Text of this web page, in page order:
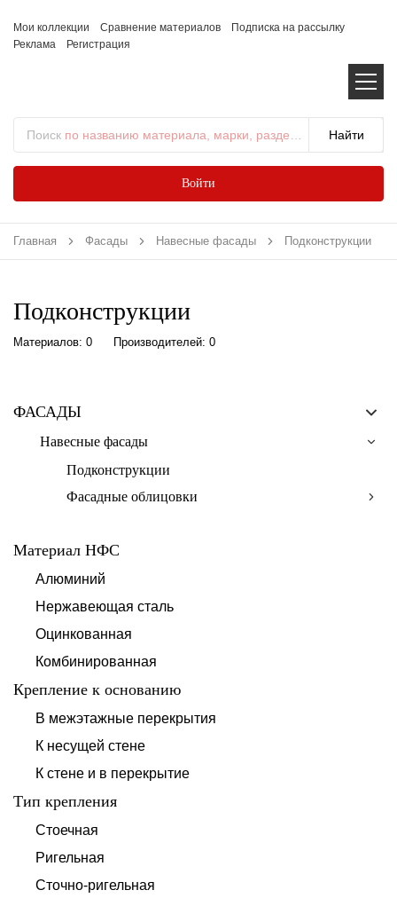
Мои коллекции Сравнение материалов
Подписка на рассылку
Реклама
Регистрация
Поиск по названию материала, марки, раздела...
Войти
Главная Фасады Навесные фасады Подконструкции
Подконструкции
Материалов: 0 Производителей: 0
ФАСАДЫ
Навесные фасады
Подконструкции
Фасадные облицовки
Материал НФС
Алюминий
Нержавеющая сталь
Оцинкованная
Комбинированная
Крепление к основанию
В межэтажные перекрытия
К несущей стене
К стене и в перекрытие
Тип крепления
Стоечная
Ригельная
Сточно-ригельная